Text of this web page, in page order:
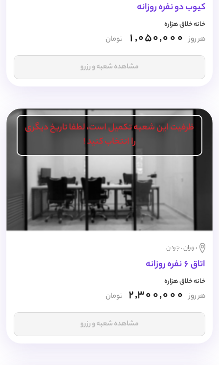
کیوب دو نفره روزانه
خانه خلاق هزاره
هر روز 1,050,000 تومان
مشاهده شعبه و رزرو
ظرفیت این شعبه تکمیل است، لطفا تاریخ دیگری
را انتخاب کنید !
تهران ، جردن
اتاق 6 نفره روزانه
خانه خلاق هزاره
هر روز 2,300,000 تومان
مشاهده شعبه و رزرو